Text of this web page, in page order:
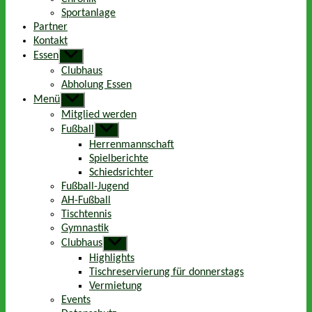
Sportanlage
Partner
Kontakt
Essen
Untermenü
anzeigen
Clubhaus
Abholung Essen
Menü
Untermenü
anzeigen
Mitglied werden
Fußball
Untermenü
anzeigen
Herrenmannschaft
Spielberichte
Schiedsrichter
Fußball-Jugend
AH-Fußball
Tischtennis
Gymnastik
Clubhaus
Untermenü
anzeigen
Highlights
Tischreservierung für donnerstags
Vermietung
Events